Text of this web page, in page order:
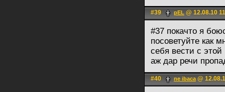
#39 pEL @ 12.08.10
#37 покачто я
посоветуйте как
себя вести с этой
аж дар речи
#40 ne ibaca@